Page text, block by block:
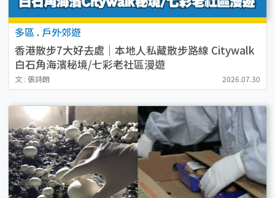
多區 . 戶外郊遊
香港散步7大好去處｜本地人私藏散步路線 Citywalk
白石角海濱秘境/七彩老社區漫遊
文 : 張詩朗 2026.07.30